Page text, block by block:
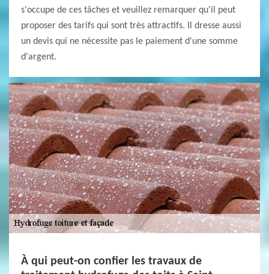
s'occupe de ces tâches et veuillez remarquer qu'il peut
proposer des tarifs qui sont très attractifs. Il dresse aussi
un devis qui ne nécessite pas le paiement d'une somme
d'argent.
À qui peut-on confier les travaux de